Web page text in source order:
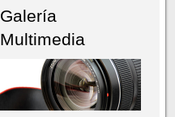
Galería
Multimedia